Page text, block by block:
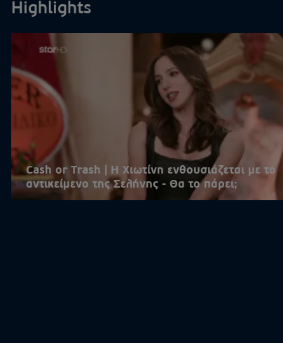
Highlights
Cash or Trash | Η Χιωτίνη ενθουσιάζεται με το
αντικείμενο της Σελήνης - Θα το πάρει;